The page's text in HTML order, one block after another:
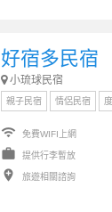
好宿多民宿
小琉球民宿
親子民宿 情侶民宿
wifi 免費WIFI上網
work 提供行李暫放
add_location 旅遊相關諮詢